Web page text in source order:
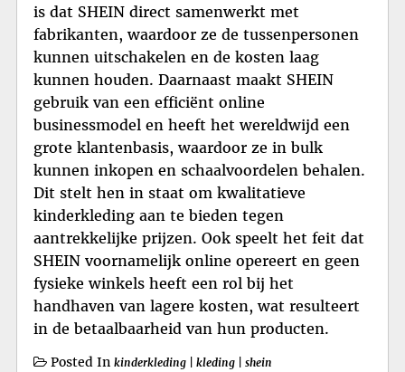
is dat SHEIN direct samenwerkt met
fabrikanten, waardoor ze de tussenpersonen
kunnen uitschakelen en de kosten laag
kunnen houden. Daarnaast maakt SHEIN
gebruik van een efficiënt online
businessmodel en heeft het wereldwijd een
grote klantenbasis, waardoor ze in bulk
kunnen inkopen en schaalvoordelen behalen.
Dit stelt hen in staat om kwalitatieve
kinderkleding aan te bieden tegen
aantrekkelijke prijzen. Ook speelt het feit dat
SHEIN voornamelijk online opereert en geen
fysieke winkels heeft een rol bij het
handhaven van lagere kosten, wat resulteert
in de betaalbaarheid van hun producten.
Posted In kinderkleding kleding shein